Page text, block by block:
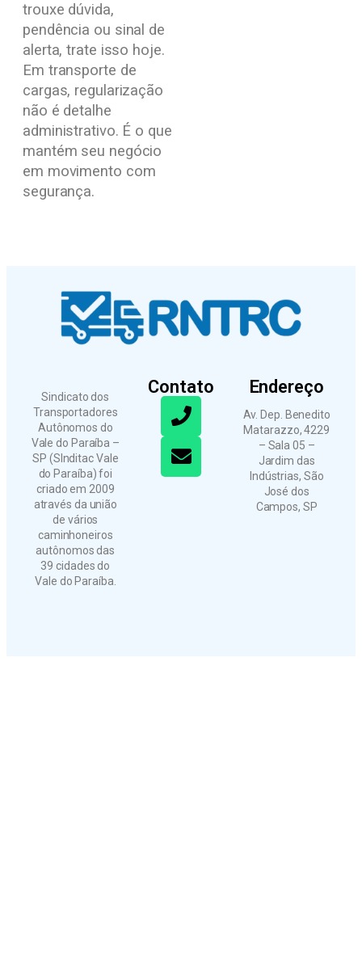
trouxe dúvida,
pendência ou sinal de
alerta, trate isso hoje.
Em transporte de
cargas, regularização
não é detalhe
administrativo. É o que
mantém seu negócio
em movimento com
segurança.
Sindicato dos
Transportadores
Autônomos do
Vale do Paraíba –
SP (SInditac Vale
do Paraíba) foi
criado em 2009
através da união
de vários
caminhoneiros
autônomos das
39 cidades do
Vale do Paraíba.
Contato Endereço
Av. Dep. Benedito
Matarazzo, 4229
– Sala 05 –
Jardim das
Indústrias, São
José dos
Campos, SP